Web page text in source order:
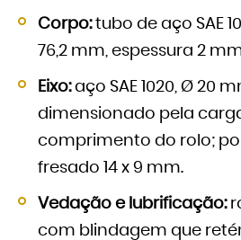
Corpo:tubo de aço SAE
76,2 mm, espessura 2
Eixo:aço SAE 1020, Ø 20
dimensionado pela
comprimento do rolo;
fresado 14 x 9 mm.
Vedação e lubrificação:
com blindagem que